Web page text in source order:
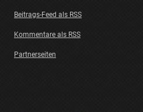
Beitrags-Feed als RSS
Kommentare als RSS
Partnerseiten